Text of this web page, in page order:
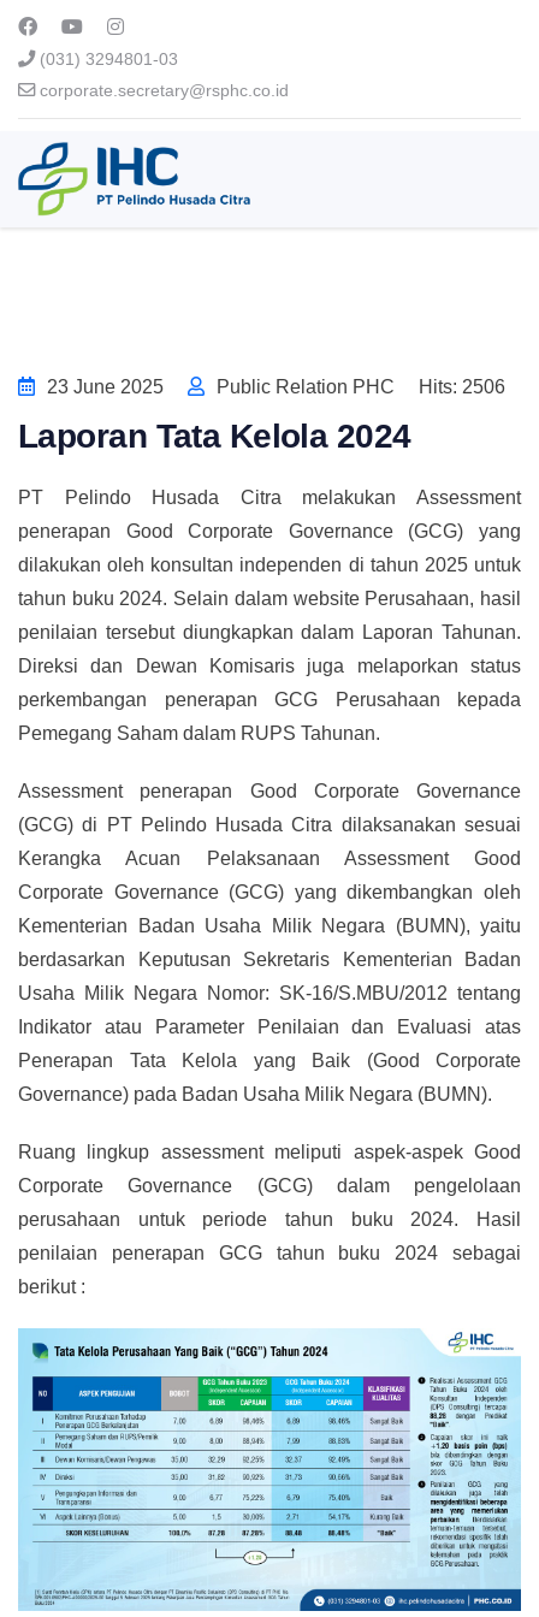
(031) 3294801-03
corporate.secretary@rsphc.co.id
23 June 2025 Public Relation PHC Hits: 2506
Laporan Tata Kelola 2024
PT Pelindo Husada Citra melakukan Assessment
penerapan Good Corporate Governance (GCG) yang
dilakukan oleh konsultan independen di tahun 2025 untuk
tahun buku 2024. Selain dalam website Perusahaan, hasil
penilaian tersebut diungkapkan dalam Laporan Tahunan.
Direksi dan Dewan Komisaris juga melaporkan status
perkembangan penerapan GCG Perusahaan kepada
Pemegang Saham dalam RUPS Tahunan.
Assessment penerapan Good Corporate Governance
(GCG) di PT Pelindo Husada Citra dilaksanakan sesuai
Kerangka Acuan Pelaksanaan Assessment Good
Corporate Governance (GCG) yang dikembangkan oleh
Kementerian Badan Usaha Milik Negara (BUMN), yaitu
berdasarkan Keputusan Sekretaris Kementerian Badan
Usaha Milik Negara Nomor: SK-16/S.MBU/2012 tentang
Indikator atau Parameter Penilaian dan Evaluasi atas
Penerapan Tata Kelola yang Baik (Good Corporate
Governance) pada Badan Usaha Milik Negara (BUMN).
Ruang lingkup assessment meliputi aspek-aspek Good
Corporate Governance (GCG) dalam pengelolaan
perusahaan untuk periode tahun buku 2024. Hasil
penilaian penerapan GCG tahun buku 2024 sebagai
berikut :